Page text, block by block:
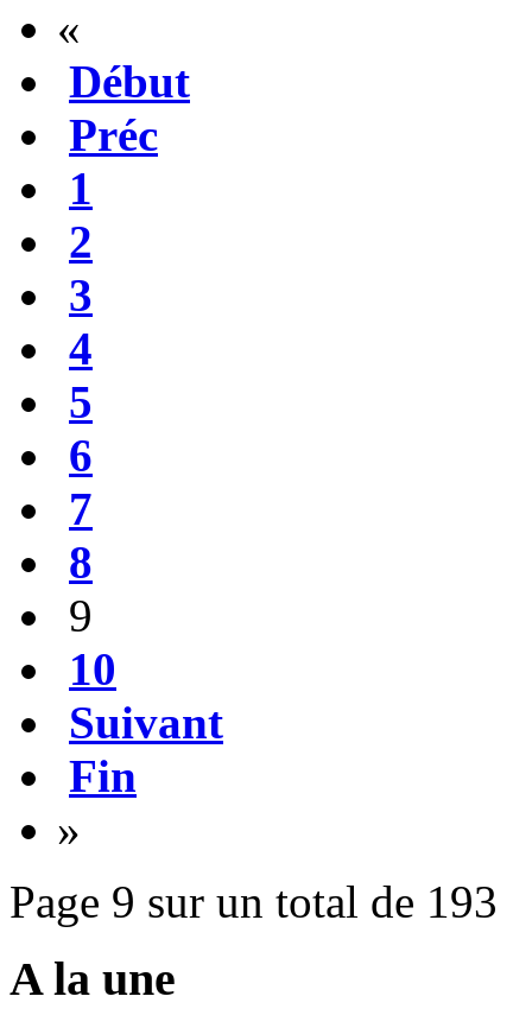
«
Début
Préc
1
2
3
4
5
6
7
8
9
10
Suivant
Fin
»
Page 9 sur un total de 193
A la une